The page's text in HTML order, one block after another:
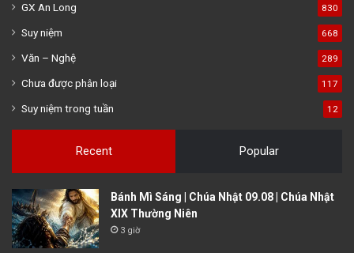
GX An Long 830
Suy niệm 668
Văn – Nghệ 289
Chưa được phân loại 117
Suy niệm trong tuần 12
Recent Popular
Bánh Mì Sáng | Chúa Nhật 09.08 | Chúa Nhật
XIX Thường Niên
3 giờ